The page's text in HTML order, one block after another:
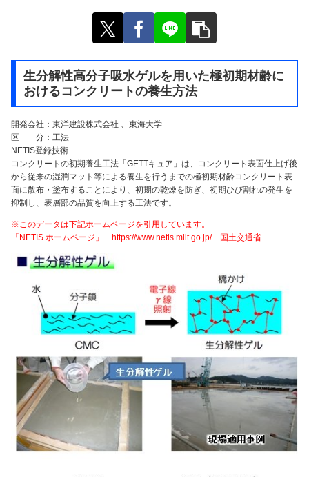
生分解性高分子吸水ゲルを用いた極初期材齢に
おけるコンクリートの養生方法
開発会社：東洋建設株式会社 、東海大学
区 分：工法
NETIS登録技術
コンクリートの初期養生工法「GETTキュア」は、コンクリート表面仕上げ後
から従来の湿潤マット等による養生を行うまでの極初期材齢コンクリート表
面に散布・塗布することにより、初期の乾燥を防ぎ、初期ひび割れの発生を
抑制し、表層部の品質を向上する工法です。
※このデータは下記ホームページを引用しています。
「NETIS ホームページ」 https://www.netis.mlit.go.jp/ 国土交通省